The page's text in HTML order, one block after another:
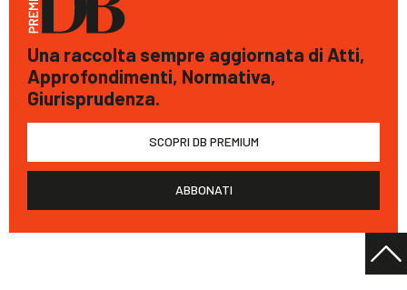
Una raccolta sempre aggiornata di Atti,
Approfondimenti, Normativa,
Giurisprudenza.
SCOPRI DB PREMIUM
ABBONATI